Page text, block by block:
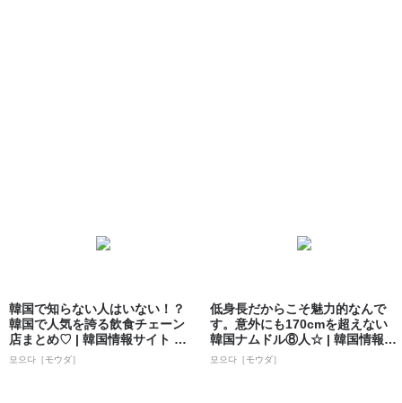
韓国で知らない人はいない！？
韓国で人気を誇る飲食チェーン
店まとめ♡ | 韓国情報サイト 모
으다［モ...
모으다［モウダ］
低身長だからこそ魅力的なんで
す。意外にも170cmを超えない
韓国ナムドル⑧人☆ | 韓国情報サ
イト...
모으다［モウダ］